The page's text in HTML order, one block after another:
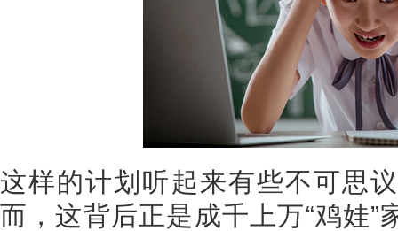
这样的计划听起来有些不可思
而，这背后正是成千上万“鸡娃